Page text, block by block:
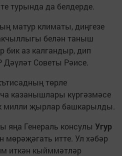
турында да белдерде.
матур климаты, диңгезе
белән таныш
бик аз калгандыр, дип
Советы Рәисе.
төрле
казанышлары күргәзмәсе
милли җырлар башкарылды.
яңа Генераль консулы Угур
мөрәҗәгать итте. Ул хәбәр
иткән кыйммәтләр